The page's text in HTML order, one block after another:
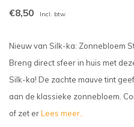
€8,50 Incl. btw
Nieuw van Silk-ka: Zonnebloem
Breng direct sfeer in huis met
Silk-ka! De zachte mauve tint
aan de klassieke zonnebloem.
of zet erLees meer..